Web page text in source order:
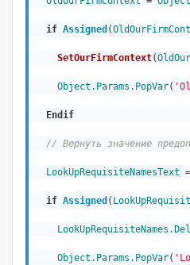
if Assigned (
SetOurFirmContext(
Object .Params.PopVar(
Endif
// Вернуть значение
LookUpRequisiteNamesText =
if Assigned (
LookUpRequisiteNames
Object .Params.PopVar(